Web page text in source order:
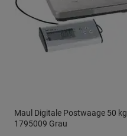
Maul Digitale Postwaage 50 kg
1795009 Grau